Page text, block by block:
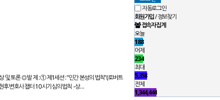
및 토론 ◎ 발 제 : ① 제1세션 : "인간 본성의 법칙"(로버트
후 변호사 챕터 10 시기심의 법칙 - 상…
자동로그인
회원가입/정보찾기
접속자집계
오늘
188
어제
234
최대
5,358
전체
1,344,444